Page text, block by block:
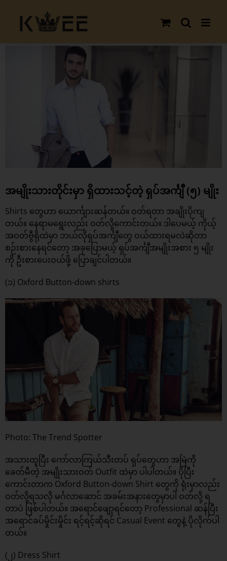
content
အမျိုးသားတိုင်းမှာ ရှိထားသင့်တဲ့ ရှပ်အင်္ကျီ (၅) မျိုး
Shirts တွေဟာ ယောင်္ကျားဆန်တယ်။ ဝတ်ရတာ အချိုးပိုကျ
တယ်။ နေရာမရွေးလည်း ဝတ်လို့ကောင်းတယ်။ ဒါပေမယ့် ကိုယ့်
အဝတ်ဗွီရိုထဲမှာ ဘယ်လိုရှပ်အင်္ကျီတွေ ဝယ်ထားရမလဲဆိုတာ
စဉ်းစားနေရင်တော့ အခုပြောမယ့် ရှပ်အင်္ကျီအမျိုးအစား ၅ မျိုး
ကို ဦးစားပေးဝယ်ဖို့ ပြောချင်ပါတယ်။
(၁) Oxford Button-down shirts
Photo: The Trend Spotter
အသားထူပြီး ကော်လာကြယ်သီးတပ် ရှပ်တွေဟာ အမြဲကို
ခေတ်မီတဲ့ အမျိုးသားဝတ် Outfit ထဲမှာ ပါပါတယ်။ ပိုပြီး
ကောင်းတာက Oxford Button-down Shirt တွေကို ရုံးမှာလည်း
ဝတ်လို့ရသလို မင်္ဂလာဆောင် အခမ်းအနားတွေမှာပါ ဝတ်လို့ ရ
တာပဲ ဖြစ်ပါတယ်။ အရောင်ဖျော့ရင်တော့ Professional ဆန်ပြီး
အရောင်ခပ်မှိုင်းမှိုင်း ရင့်ရင့်ဆိုရင် Casual Event တွေနဲ့ ပိုလိုက်ပါ
တယ်။
(၂) Dress Shirt